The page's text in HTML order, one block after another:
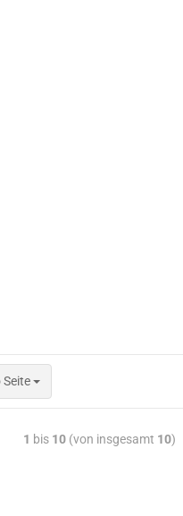
Seite
1 bis 10(von insgesamt 10)